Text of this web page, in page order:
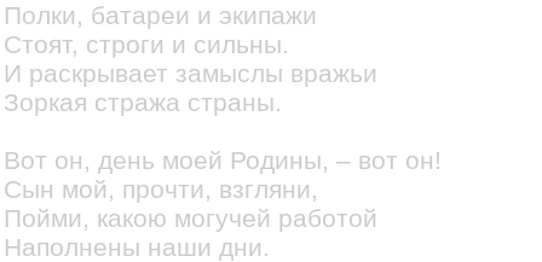
Полки, батареи и экипажи
Стоят, строги и сильны.
И раскрывает замыслы вражьи
Зоркая стража страны.
Вот он, день моей Родины, – вот он!
Сын мой, прочти, взгляни,
Пойми, какою могучей работой
Наполнены наши дни.